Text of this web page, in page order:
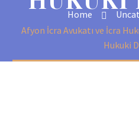
Home
Afyon İcra Avukatı ve İcra
Hukuki